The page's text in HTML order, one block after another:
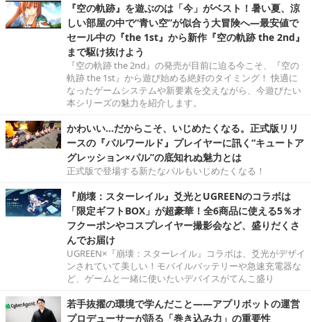
『空の軌跡』を遊ぶのは「今」がベスト！暑い夏、涼
しい部屋の中で“青い空”が似合う大冒険へ―最安値で
セール中の『the 1st』から新作『空の軌跡 the 2nd』
まで駆け抜けよう
『空の軌跡 the 2nd』の発売が目前に迫る今こそ、『空の
軌跡 the 1st』から遊び始める絶好のタイミング！ 快適に
なったゲームシステムや新要素を交えながら、今遊びたい
本シリーズの魅力を紹介します。
かわいい…だからこそ、いじめたくなる。正式版リリ
ースの『パルワールド』プレイヤーに訊く“キュートア
グレッション×パル”の底知れぬ魅力とは
正式版で登場する新たなパルもいじめたくなる！
『崩壊：スターレイル』爻光とUGREENのコラボは
「限定ギフトBOX」が超豪華！全6商品に使える5％オ
フクーポンやコスプレイヤー撮影会など、盛りだくさ
んでお届け
UGREEN×『崩壊：スターレイル』コラボは、爻光がデザイ
ンされていて美しい！モバイルバッテリーや急速充電器な
ど、ゲームと一緒に使いたいデバイスがてんこ盛り
若手抜擢の環境で学んだこと――アプリボットの運営
プロデューサーが語る「巻き込み力」の重要性